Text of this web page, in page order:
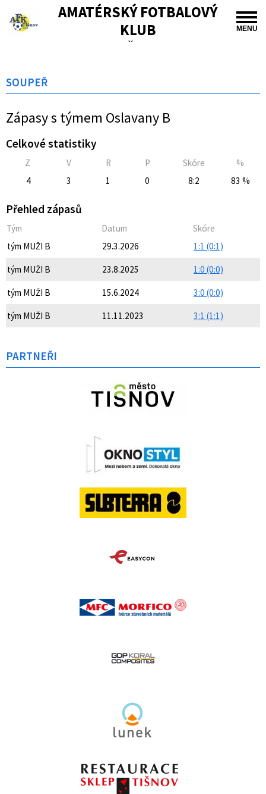
MENU
AMATÉRSKÝ FOTBALOVÝ
KLUB
TIŠNOV
SOUPEŘ
Zápasy s týmem Oslavany B
Celkové statistiky
Z V R P Skóre
%
4
3 1 0 8:2 83 %
Přehled zápasů
Tým Datum
Skóre
tým MUŽI B
29.3.2026 1:1 (0:1)
tým MUŽI B 23.8.2025 1:0 (0:0)
tým MUŽI B 15.6.2024 3:0 (0:0)
tým MUŽI B 11.11.2023 3:1 (1:1)
PARTNEŘI